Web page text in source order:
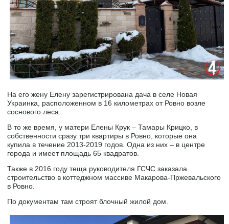
На его жену Елену зарегистрирована дача в селе Новая
Украинка, расположенном в 16 километрах от Ровно возле
соснового леса.
В то же время, у матери Елены Крук – Тамары Крицко, в
собственности сразу три квартиры в Ровно, которые она
купила в течение 2013-2019 годов. Одна из них – в центре
города и имеет площадь 65 квадратов.
Также в 2016 году теща руководителя ГСЧС заказала
строительство в коттеджном массиве Макарова-Пржевальского
в Ровно.
По документам там строят блочный жилой дом.